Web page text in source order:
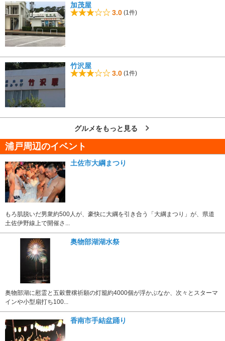
加茂屋
3.0 (1件)
竹沢屋
3.0 (1件)
グルメをもっと見る
浦戸周辺のイベント
土佐市大綱まつり
もろ肌脱いだ男衆約500人が、豪快に大綱を引き合う「大綱まつり」が、県道
土佐伊野線上で開催さ...
奥物部湖湖水祭
奥物部湖に慰霊と五穀豊穣祈願の灯籠約4000個が浮かぶなか、次々とスターマ
インや小型扇打ち100...
香南市手結盆踊り